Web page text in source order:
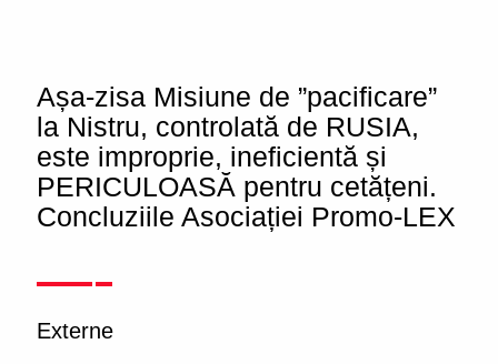
Așa-zisa Misiune de ”pacificare”
la Nistru, controlată de RUSIA,
este improprie, ineficientă și
PERICULOASĂ pentru cetățeni.
Concluziile Asociației Promo-LEX
Externe